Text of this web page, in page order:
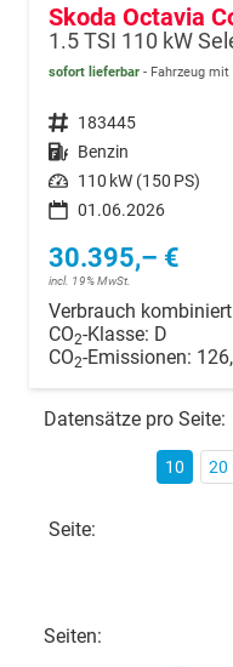
Skoda Octavia
sofort lieferbar Fahrzeug
Fahrzeugnr. 183445
Kraftstoff Benzin
Leistung 110 kW (150 PS)
01.06.2026
30.395,– €
incl. 19% MwSt.
Verbrauch
CO2-Klasse: D
CO2-Emissionen:
Datensätze pro Seite:
10 20
Seite:
Seiten: